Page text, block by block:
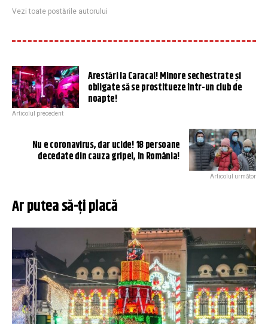
Vezi toate postările autorului
Arestări la Caracal! Minore sechestrate și
obligate să se prostitueze într-un club de
noapte!
Articolul precedent
Nu e coronavirus, dar ucide! 18 persoane
decedate din cauza gripei, în România!
Articolul următor
Ar putea să-ți placă